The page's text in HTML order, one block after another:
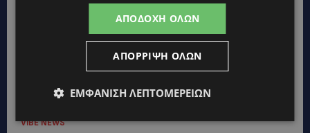
ποιότητας-τιμής από τη Lidl Κύπρου
ύδρευσης στο κέντρο της Λεμεσού
VIBE NEWS
ΑΠΟΔΟΧΉ ΌΛΩΝ
ΑΠΌΡΡΙΨΗ ΌΛΩΝ
ΕΜΦΆΝΙΣΗ ΛΕΠΤΟΜΕΡΕΙΏΝ